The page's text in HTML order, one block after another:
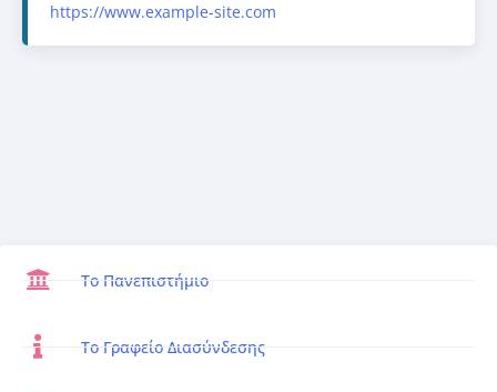
https://www.example-site.com
Το Πανεπιστήμιο
Το Γραφείο Διασύνδεσης